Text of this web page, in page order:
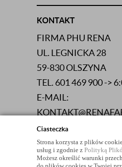
Ciasteczka
Strona korzysta z plików
usług i zgodnie z Polityką
Możesz określić warunki
KONTAKT
FIRMA PHU RENA
UL. LEGNICKA 28
59-830 OLSZYNA
TEL. 601 469 900 ->
E-MAIL:
NIP 613-103-06-83